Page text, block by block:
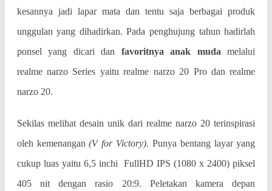
kesannya jadi lapar mata dan tentu saja berbagai produk
unggulan yang dihadirkan. Pada penghujung tahun hadirlah
ponsel yang dicari dan favoritnya anak muda melalui
realme narzo Series yaitu realme narzo 20 Pro dan realme
narzo 20.
Sekilas melihat desain unik darirealme narzo 20 terinspirasi
oleh kemenangan(V for Victory). Punya bentang layar yang
cukup luas yaitu 6,5 inchi
FullHD IPS (1080 x 2400) piksel
405 nit dengan rasio 20:9. Peletakan kamera depan